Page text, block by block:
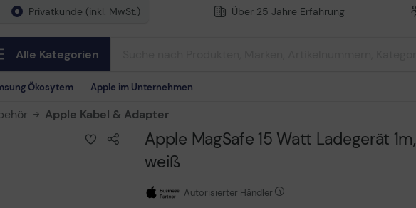
Privatkunde (inkl. MwSt.) Über 25 Jahre Erfahrung
Alle Kategorien
Ökosytem Apple im Unternehmen
Apple Kabel & Adapter
Apple MagSafe 15 Watt Ladegerät 1m,
weiß
Autorisierter Händler